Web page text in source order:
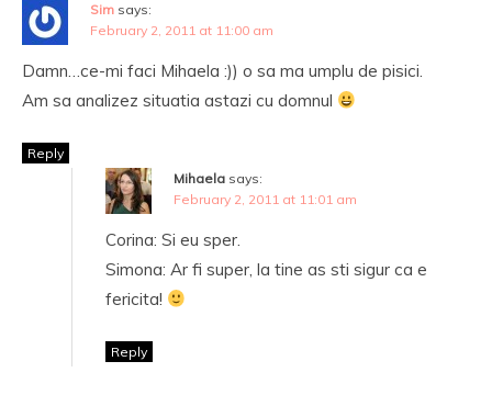
Sim says:
February 2, 2011 at 11:00 am
Damn…ce-mi faci Mihaela :)) o sa ma umplu de pisici.
Am sa analizez situatia astazi cu domnul
Reply
Mihaela says:
February 2, 2011 at 11:01 am
Corina: Si eu sper.
Simona: Ar fi super, la tine as sti sigur ca e
fericita!
Reply